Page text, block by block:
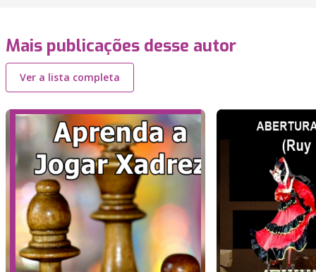
Mais publicações desse autor
Ver a lista completa